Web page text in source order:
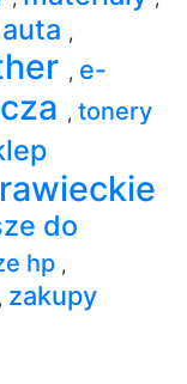
,
, e-
, tonery
do
hp ,
, zakupy